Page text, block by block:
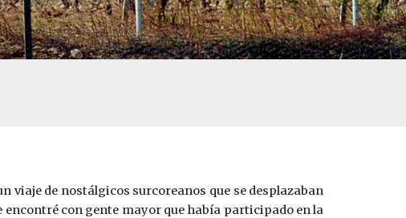
de nostálgicos surcoreanos que se desplazaban
encontré con gente mayor que había participado en la